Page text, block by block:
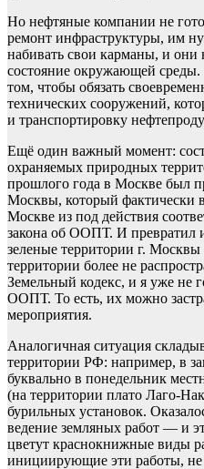
Но нефтяные компании не
ремонт инфраструктуры, им
набивать свои карманы, и
состояние окружающей
том, чтобы обязать
технических сооружений,
и транспортировку
Ещё один важный момент:
охраняемых природных
прошлого года в Москве был
Москвы, который фактически
Москве из под действия
закона об ООПТ. И превратил
зеленые территории г.
территории более не
Земельный кодекс, и я уже не
ООПТ. То есть, их можно
мероприятия.
Аналогичная ситуация
территории РФ: например, в
буквально в понедельник
(на территории плато Лаго-
бурильных установок.
ведение земляных работ — и
цветут краснокнижные виды
инициирующие эти работы,